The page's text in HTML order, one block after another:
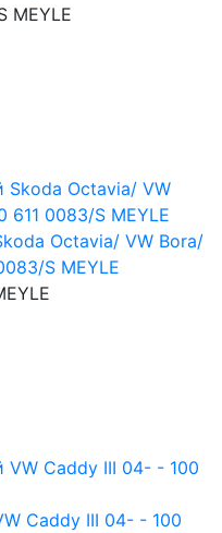
MEYLE
Octavia/ VW Bora/
S MEYLE
Caddy III 04- - 100